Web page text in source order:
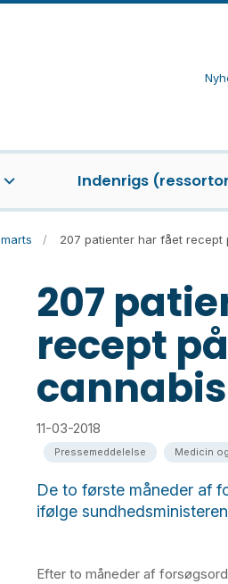
Indenrigs
marts 207 patienter har fået recept
207
recept
cannabis
11-03-2018
Pressemeddelelse Medicin
De to første måneder af
ifølge
Efter to måneder af